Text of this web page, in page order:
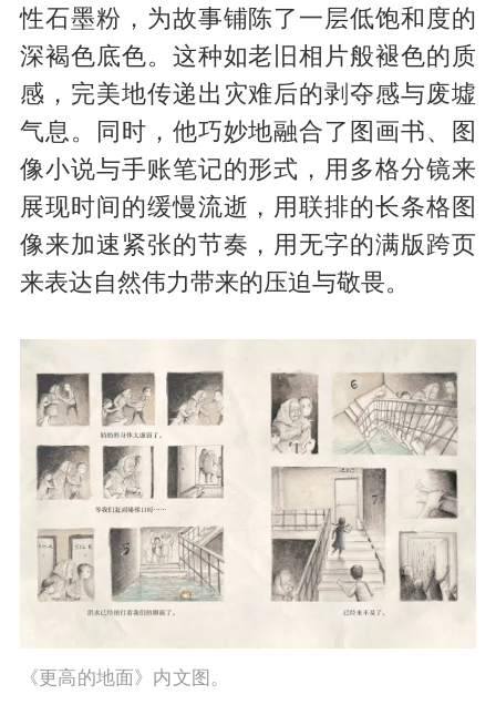
性石墨粉，为故事铺陈了一层低饱和度的
深褐色底色。这种如老旧相片般褪色的质
感，完美地传递出灾难后的剥夺感与废墟
气息。同时，他巧妙地融合了图画书、图
像小说与手账笔记的形式，用多格分镜来
展现时间的缓慢流逝，用联排的长条格图
像来加速紧张的节奏，用无字的满版跨页
来表达自然伟力带来的压迫与敬畏。
《更高的地面》内文图。